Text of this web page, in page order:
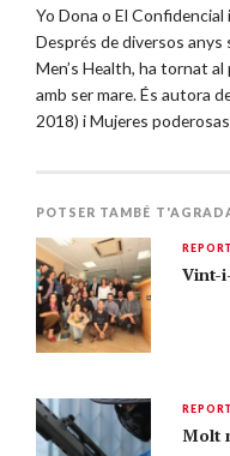
Yo Dona o El
Després de diversos
Men’s Health, ha tornat
amb ser mare. És autora
2018) i Mujeres
POTSER TAMBÉ
Vint-
Molt